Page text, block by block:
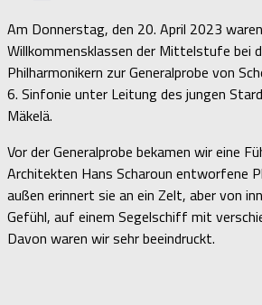
Am Donnerstag, den 20. April 2023
Willkommensklassen der Mittelstufe bei
Philharmonikern zur Generalprobe von
6. Sinfonie unter Leitung des jungen
Mäkelä.
Vor der Generalprobe bekamen wir eine
Architekten Hans Scharoun entworfene
außen erinnert sie an ein Zelt, aber von
Gefühl, auf einem Segelschiff mit
Davon waren wir sehr beeindruckt.